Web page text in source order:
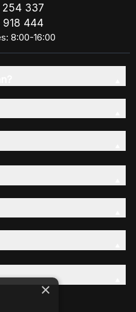
337
444
8:00-16:00
×